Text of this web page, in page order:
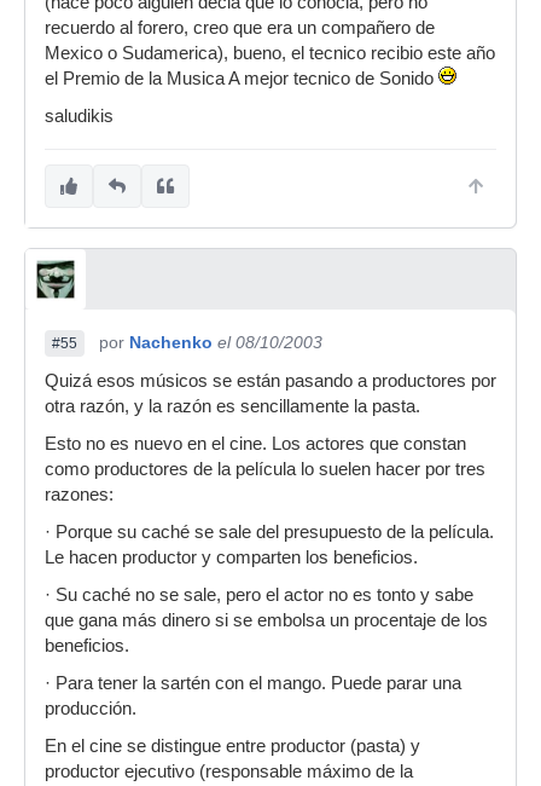
recuerdo al forero, creo que era un compañero de
Mexico o Sudamerica), bueno, el tecnico recibio este año
el Premio de la Musica A mejor tecnico de Sonido
saludikis
#55 por Nachenko el 08/10/2003
Quizá esos músicos se están pasando a productores por
otra razón, y la razón es sencillamente la pasta.
Esto no es nuevo en el cine. Los actores que constan
como productores de la película lo suelen hacer por tres
razones:
· Porque su caché se sale del presupuesto de la película.
Le hacen productor y comparten los beneficios.
· Su caché no se sale, pero el actor no es tonto y sabe
que gana más dinero si se embolsa un procentaje de los
beneficios.
· Para tener la sartén con el mango. Puede parar una
producción.
En el cine se distingue entre productor (pasta) y
productor ejecutivo (responsable máximo de la